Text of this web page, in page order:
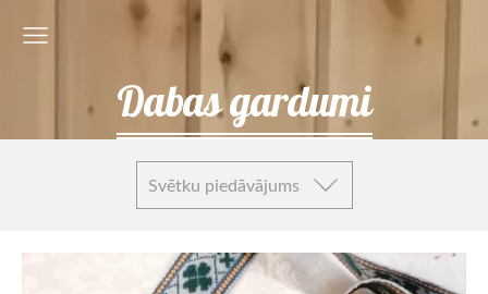
Dabas gardumi
Svētku piedāvājums